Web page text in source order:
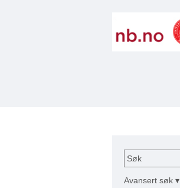
Søk
Avansert søk ▾